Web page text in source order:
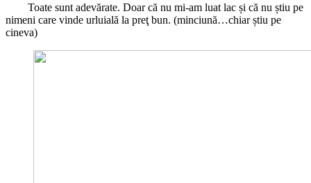
Toate sunt adevărate. Doar că nu mi-am luat lac și că nu știu pe
nimeni care vinde urluială la preţ bun. (minciună…chiar știu pe
cineva)